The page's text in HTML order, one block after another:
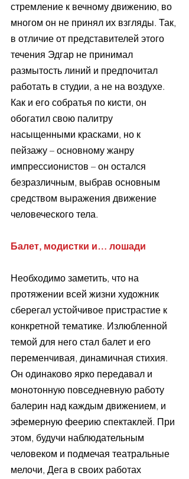
стремление к вечному движению, во
многом он не принял их взгляды. Так,
в отличие от представителей этого
течения Эдгар не принимал
размытость линий и предпочитал
работать в студии, а не на воздухе.
Как и его собратья по кисти, он
обогатил свою палитру
насыщенными красками, но к
пейзажу – основному жанру
импрессионистов – он остался
безразличным, выбрав основным
средством выражения движение
человеческого тела.
Балет, модистки и… лошади
Необходимо заметить, что на
протяжении всей жизни художник
сберегал устойчивое пристрастие к
конкретной тематике. Излюбленной
темой для него стал балет и его
переменчивая, динамичная стихия.
Он одинаково ярко передавал и
монотонную повседневную работу
балерин над каждым движением, и
эфемерную феерию спектаклей. При
этом, будучи наблюдательным
человеком и подмечая театральные
мелочи, Дега в своих работах